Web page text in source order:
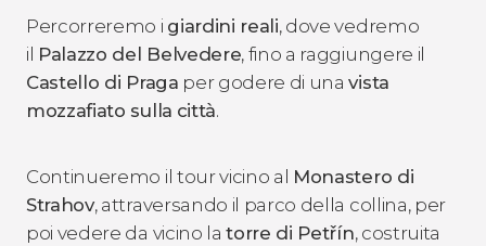
Percorreremo i giardini reali, dove vedremo
il Palazzo del Belvedere, fino a raggiungere il
Castello di Praga per godere di unavista
mozzafiato sulla città.
Continueremo il tour vicino al Monastero di
Strahov, attraversando il parco della collina, per
poi vedere da vicino latorre di Petřín, costruita